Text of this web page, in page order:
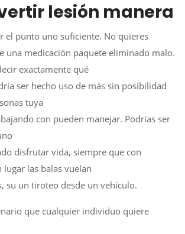
lesión manera
el punto uno suficiente. No quieres
una medicación paquete eliminado malo.
exactamente qué
ser hecho uso de más sin posibilidad
tuya
con pueden manejar. Podrías ser
disfrutar vida, siempre que con
lugar las balas vuelan
su un tiroteo desde un vehículo.
que cualquier individuo quiere